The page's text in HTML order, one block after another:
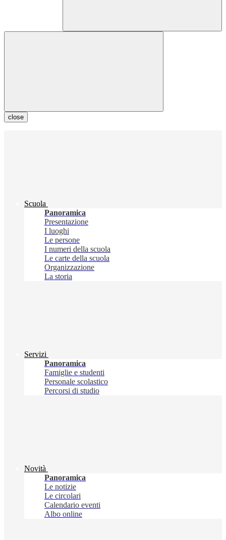
close
Scuola
Panoramica
Presentazione
I luoghi
Le persone
I numeri della scuola
Le carte della scuola
Organizzazione
La storia
Servizi
Panoramica
Famiglie e studenti
Personale scolastico
Percorsi di studio
Novità
Panoramica
Le notizie
Le circolari
Calendario eventi
Albo online